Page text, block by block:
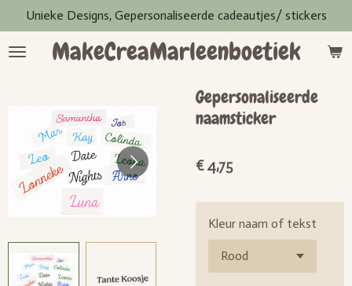
direct
naar
MakeCreaMarleenboetiek
Unieke Designs, Gepersonaliseerde cadeautjes/ stickers
Gepersonaliseerde
naamsticker
€ 4,75
Kleur naam of tekst